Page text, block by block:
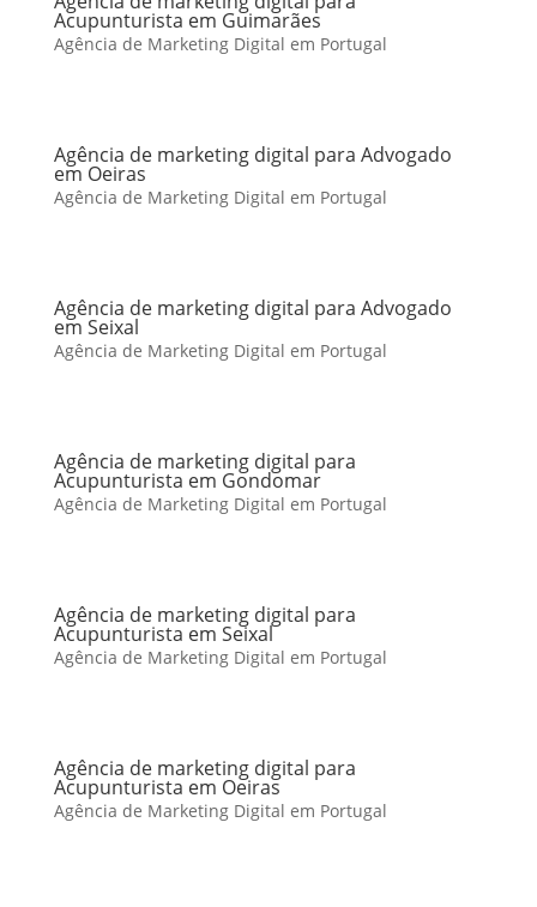
Acupunturista em Guimarães
Agência de Marketing Digital em Portugal
Agência de marketing digital para Advogado
em Oeiras
Agência de Marketing Digital em Portugal
Agência de marketing digital para Advogado
em Seixal
Agência de Marketing Digital em Portugal
Agência de marketing digital para
Acupunturista em Gondomar
Agência de Marketing Digital em Portugal
Agência de marketing digital para
Acupunturista em Seixal
Agência de Marketing Digital em Portugal
Agência de marketing digital para
Acupunturista em Oeiras
Agência de Marketing Digital em Portugal